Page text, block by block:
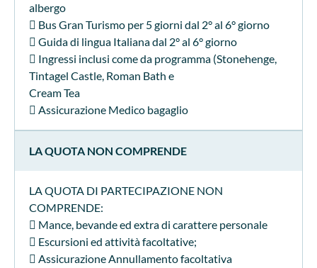
albergo
 Bus Gran Turismo per 5 giorni dal 2° al 6° giorno
 Guida di lingua Italiana dal 2° al 6° giorno
 Ingressi inclusi come da programma (Stonehenge,
Tintagel Castle, Roman Bath e
Cream Tea
 Assicurazione Medico bagaglio
LA QUOTA NON COMPRENDE
LA QUOTA DI PARTECIPAZIONE NON
COMPRENDE:
 Mance, bevande ed extra di carattere personale
 Escursioni ed attività facoltative;
 Assicurazione Annullamento facoltativa